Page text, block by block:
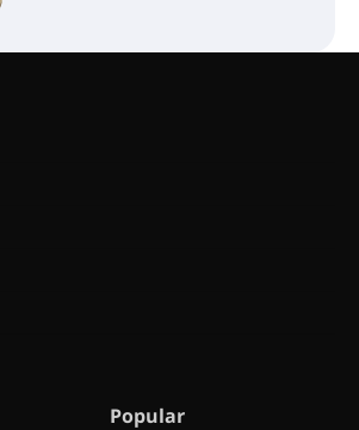
Popular